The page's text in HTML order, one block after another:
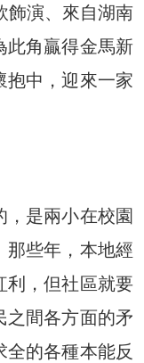
飾演、來自湖南
此角贏得金馬新
抱中，迎來一家
，是兩小在校園
那些年，本地經
利，但社區就要
之間各方面的矛
全的各種本能反